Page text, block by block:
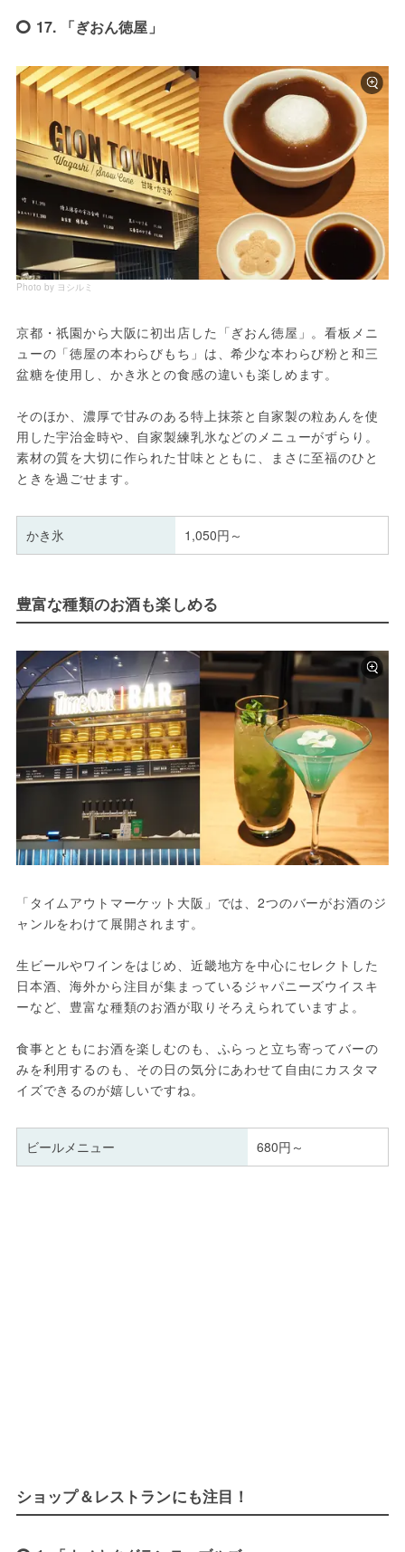
17. 「ぎおん徳屋」
Photo by ヨシルミ
京都・祇園から大阪に初出店した「ぎおん徳屋」。看板メニ
ューの「徳屋の本わらびもち」は、希少な本わらび粉と和三
盆糖を使用し、かき氷との食感の違いも楽しめます。
そのほか、濃厚で甘みのある特上抹茶と自家製の粒あんを使
用した宇治金時や、自家製練乳氷などのメニューがずらり。
素材の質を大切に作られた甘味とともに、まさに至福のひと
ときを過ごせます。
かき氷 1,050円～
豊富な種類のお酒も楽しめる
「タイムアウトマーケット大阪」では、2つのバーがお酒のジ
ャンルをわけて展開されます。
生ビールやワインをはじめ、近畿地方を中心にセレクトした
日本酒、海外から注目が集まっているジャパニーズウイスキ
ーなど、豊富な種類のお酒が取りそろえられていますよ。
食事とともにお酒を楽しむのも、ふらっと立ち寄ってバーの
みを利用するのも、その日の気分にあわせて自由にカスタマ
イズできるのが嬉しいですね。
ビールメニュー 680円～
ショップ＆レストランにも注目！